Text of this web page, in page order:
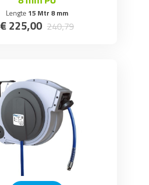
Lengte 15 Mtr 8 mm
€ 225,00 240,79